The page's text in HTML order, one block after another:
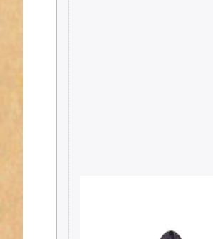
Zipper für